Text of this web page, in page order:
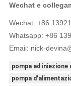
Wechat e
Wechat: +86
Whatsapp: +86
Email: nick-
pompa ad iniezione
pompa